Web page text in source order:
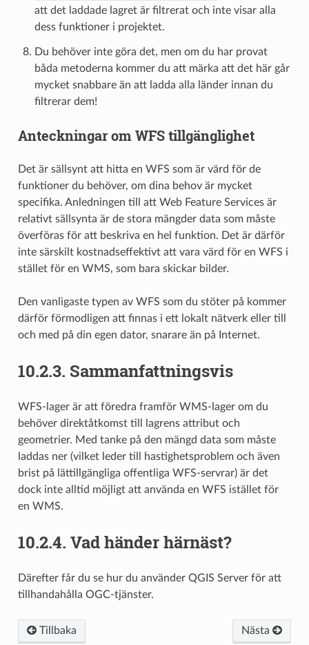
att det laddade lagret är filtrerat och inte visar alla
dess funktioner i projektet.
Du behöver inte göra det, men om du har provat
båda metoderna kommer du att märka att det här går
mycket snabbare än att ladda alla länder innan du
filtrerar dem!
Anteckningar om WFS tillgänglighet
Det är sällsynt att hitta en WFS som är värd för de
funktioner du behöver, om dina behov är mycket
specifika. Anledningen till att Web Feature Services är
relativt sällsynta är de stora mängder data som måste
överföras för att beskriva en hel funktion. Det är därför
inte särskilt kostnadseffektivt att vara värd för en WFS i
stället för en WMS, som bara skickar bilder.
Den vanligaste typen av WFS som du stöter på kommer
därför förmodligen att finnas i ett lokalt nätverk eller till
och med på din egen dator, snarare än på Internet.
10.2.3. Sammanfattningsvis
WFS-lager är att föredra framför WMS-lager om du
behöver direktåtkomst till lagrens attribut och
geometrier. Med tanke på den mängd data som måste
laddas ner (vilket leder till hastighetsproblem och även
brist på lättillgängliga offentliga WFS-servrar) är det
dock inte alltid möjligt att använda en WFS istället för
en WMS.
10.2.4. Vad händer härnäst?
Därefter får du se hur du använder QGIS Server för att
tillhandahålla OGC-tjänster.
Tillbaka Nästa